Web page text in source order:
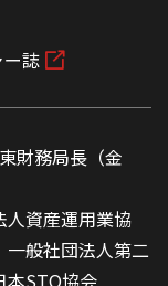
誌
財務局長（金
人資産運用業協
一般社団法人第二